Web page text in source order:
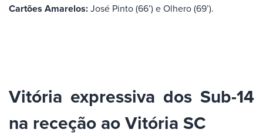
Cartões Amarelos:José Pinto (66’) e Olhero (69’).
Vitória expressiva dos Sub-14
na receção ao Vitória SC